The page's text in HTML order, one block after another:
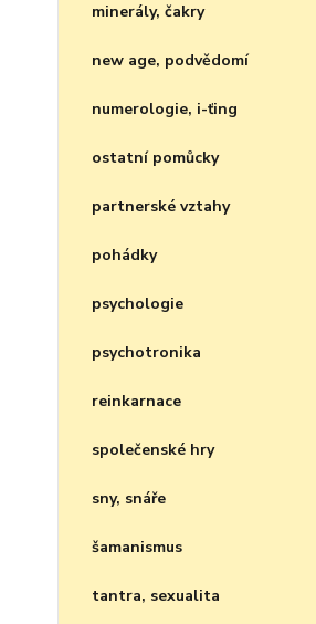
minerály, čakry
new age, podvědomí
numerologie, i-ťing
ostatní pomůcky
partnerské vztahy
pohádky
psychologie
psychotronika
reinkarnace
společenské hry
sny, snáře
šamanismus
tantra, sexualita